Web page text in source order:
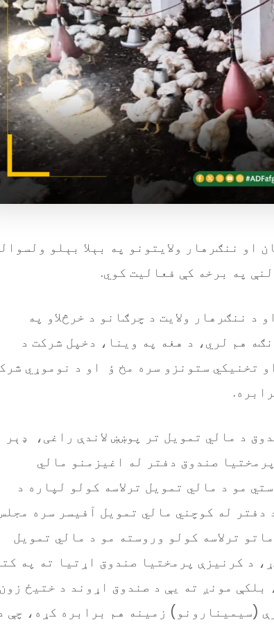
ننګرهار ولایتونو په بېلا بېلو
په برخه کې فعالیت کوي.
ننګرهار ولایت د چرګانو د خرڅلاو په
هم لري، د هغه په وینا، دخپل شرکت د
تخنیکي ستونزو سره مخ ؤ او د نوموړي
د مالي تمویل تر پوښښ لاندې راغی، ډېر
صندوق دفتر له اغیزمنو مالي
مو د مالي تمویل ترلاسه کولو لپاره د
دفتر له کوچني مالي تمویل آفیسر سره
ترلاسه کولو وروسته مو د مالي تمویل
د کرنیزې پرمختیا صندوق اړتیا ته په
بلکې مونږ ته یې د صندوق اړوند د ختیځ زون
(سیمینارونو) زمینه هم برابره کړه، چې